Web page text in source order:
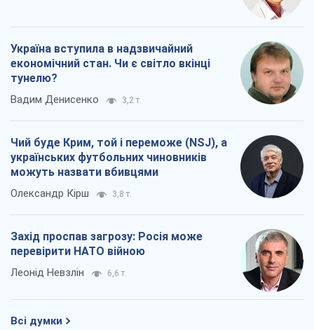
Україна вступила в надзвичайний
економічний стан. Чи є світло вкінці
тунелю?
Вадим Денисенко 3,2 т.
Чий буде Крим, той і переможе (NSJ), а
українських футбольних чиновників
можуть назвати вбивцями
Олександр Кірш 3,8 т.
Захід проспав загрозу: Росія може
перевірити НАТО війною
Леонід Невзлін 6,6 т.
Всі думки